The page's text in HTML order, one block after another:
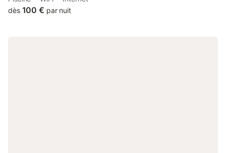
45 km from Ainterexpo, 1.
dès 100 € par nuit